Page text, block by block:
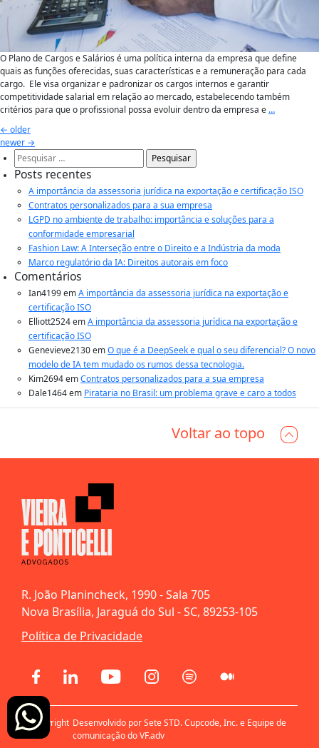
O Plano de Cargos e Salários é uma política interna da empresa que define
quais as funções oferecidas, suas características e a remuneração para cada
cargo. Ele visa organizar e padronizar os cargos internos e garantir
competitividade salarial em relação ao mercado, estabelecendo também
critérios para que o profissional possa evoluir dentro da empresa e …
Navegação
por
posts
← older
newer →
Pesquisar
por:
Posts recentes
A importância da assessoria jurídica na exportação e certificação ISO
Contratos personalizados para a sua empresa
LGPD no ambiente de trabalho: importância e soluções para a
conformidade empresarial
Fashion Law: A Interseção entre o Direito e a Indústria da moda
Marco regulatório da IA: Direitos autorais em foco
Comentários
Ian4199emA importância da assessoria jurídica na exportação e
certificação ISO
Elliott2524emA importância da assessoria jurídica na exportação e
certificação ISO
Genevieve2130emO que é a DeepSeek e qual o seu diferencial? O novo
modelo de IA tem mudado os rumos dessa tecnologia.
Kim2694emContratos personalizados para a sua empresa
Dale1464em Pirataria no Brasil: um problema grave e caro a todos
Voltar ao topo
R. João Planincheck, 1990 - Sala 705
Nova Brasília, Jaraguá do Sul - SC, 89253-105
Política de Privacidade
© Copyright
2021
Desenvolvido por Sete STD. Cupcode, Inc. e Equipe de
comunicação do VF.adv